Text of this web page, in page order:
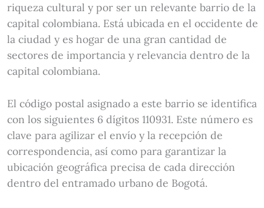
riqueza cultural y por ser un relevante barrio de la
capital colombiana. Está ubicada en el occidente de
la ciudad y es hogar de una gran cantidad de
sectores de importancia y relevancia dentro de la
capital colombiana.
El código postal asignado a este barrio se identifica
con los siguientes 6 dígitos 110931. Este número es
clave para agilizar el envío y la recepción de
correspondencia, así como para garantizar la
ubicación geográfica precisa de cada dirección
dentro del entramado urbano de Bogotá.